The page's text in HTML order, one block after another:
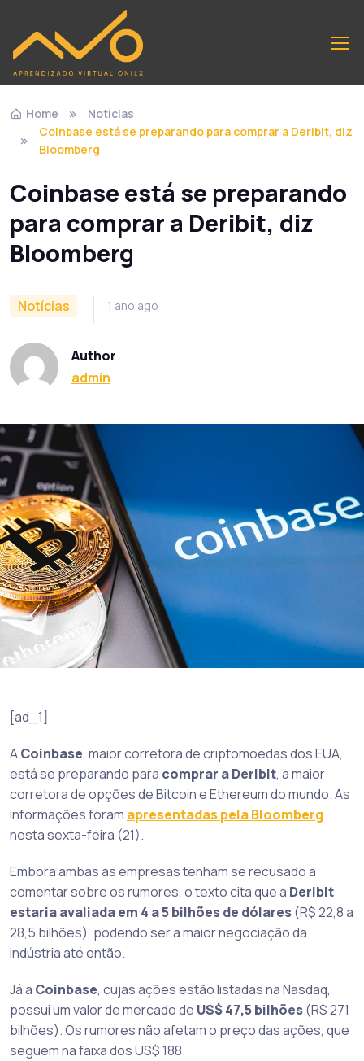
Home
Notícias
Coinbase está se preparando para comprar a Deribit, diz
Bloomberg
Coinbase está se preparando
para comprar a Deribit, diz
Bloomberg
Notícias 1 ano ago
Author
admin
[ad_1]
ACoinbase, maior corretora de criptomoedas dos EUA,
está se preparando para comprar a Deribit, a maior
corretora de opções de Bitcoin e Ethereum do mundo. As
informações foram apresentadas pela Bloomberg
nesta sexta-feira (21).
Embora ambas as empresas tenham se recusado a
comentar sobre os rumores, o texto cita que a Deribit
estaria avaliada em 4 a 5 bilhões de dólares(R$ 22,8 a
28,5 bilhões), podendo ser a maior negociação da
indústria até então.
Já a Coinbase, cujas ações estão listadas na Nasdaq,
possui um valor de mercado de US$ 47,5 bilhões(R$ 271
bilhões). Os rumores não afetam o preço das ações, que
seguem na faixa dos US$ 188.